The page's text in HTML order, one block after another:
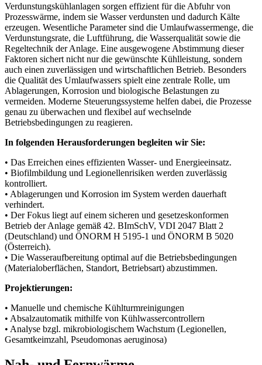
Verdunstungskühlanlagen sorgen effizient für die Abfuhr von
Prozesswärme, indem sie Wasser verdunsten und dadurch Kälte
erzeugen. Wesentliche Parameter sind die Umlaufwassermenge, die
Verdunstungsrate, die Luftführung, die Wasserqualität sowie die
Regeltechnik der Anlage. Eine ausgewogene Abstimmung dieser
Faktoren sichert nicht nur die gewünschte Kühlleistung, sondern
auch einen zuverlässigen und wirtschaftlichen Betrieb. Besonders
die Qualität des Umlaufwassers spielt eine zentrale Rolle, um
Ablagerungen, Korrosion und biologische Belastungen zu
vermeiden. Moderne Steuerungssysteme helfen dabei, die Prozesse
genau zu überwachen und flexibel auf wechselnde
Betriebsbedingungen zu reagieren.
In folgenden Herausforderungen begleiten wir Sie:
• Das Erreichen eines effizienten Wasser- und Energieeinsatz.
• Biofilmbildung und Legionellenrisiken werden zuverlässig
kontrolliert.
• Ablagerungen und Korrosion im System werden dauerhaft
verhindert.
• Der Fokus liegt auf einem sicheren und gesetzeskonformen
Betrieb der Anlage gemäß 42. BImSchV, VDI 2047 Blatt 2
(Deutschland) und ÖNORM H 5195-1 und ÖNORM B 5020
(Österreich).
• Die Wasseraufbereitung optimal auf die Betriebsbedingungen
(Materialoberflächen, Standort, Betriebsart) abzustimmen.
Projektierungen:
• Manuelle und chemische Kühlturmreinigungen
• Absalzautomatik mithilfe von Kühlwassercontrollern
• Analyse bzgl. mikrobiologischem Wachstum (Legionellen,
Gesamtkeimzahl, Pseudomonas aeruginosa)